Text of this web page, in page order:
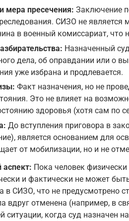
мера пресечения: Заключение
СИЗО не
в военный комиссариат,
Назначенный
дела, об оправдании или о
уже избрана и продлевается.
Факт назначения, но не
Это не влияет на
здоровья (хотя сам по
До вступления приговора в
является основанием для
от мобилизации, но и не
аспект: Пока человек
и фактически не может
в СИЗО, что не предусмотрено
вдруг отменена (например, в
ситуации, когда суд назначен